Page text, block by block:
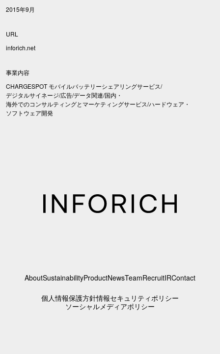
2015年9月
URL
inforich.net
事業内容
CHARGESPOT モバイルバッテリーシェアリングサービス/
デジタルサイネージ/広告/データ関連/国内・
海外でのコンサルティングとマーケティングサービス/ハードウェア・
ソフトウェア開発
AboutSustainabilityProductNewsTeamRecruitIRContact
個人情報保護方針情報セキュリティポリシー
ソーシャルメディアポリシー